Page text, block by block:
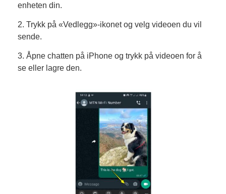
enheten din.
2. Trykk på «Vedlegg»-ikonet og velg videoen du vil
sende.
3. Åpne chatten på iPhone og trykk på videoen for å
se eller lagre den.